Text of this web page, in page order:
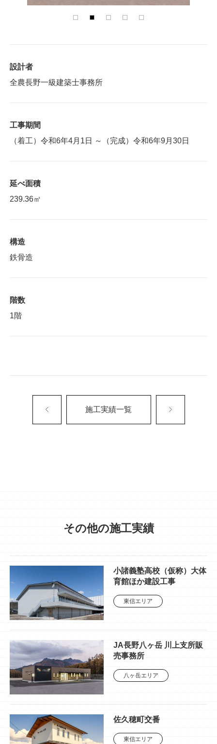
設計者
全農長野一級建築士事務所
工事期間
（着工）令和6年4月1日 ～（完成）令和6年9月30日
延べ面積
239.36㎡
構造
鉄骨造
階数
1階
施工実績一覧
その他の施工実績
小諸義塾高校（仮称）大体
育館ほか建設工事
東信エリア
JA長野八ヶ岳 川上支所販
売事務所
八ヶ岳エリア
佐久穂町交番
東信エリア